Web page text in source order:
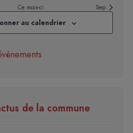
Ce mois-ci Sep
au calendrier
de la commune